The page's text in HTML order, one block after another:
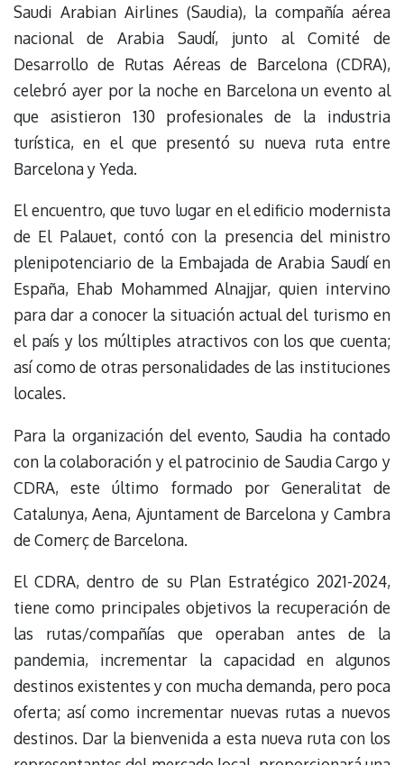
Saudi Arabian Airlines (Saudia), la compañía aérea
nacional de Arabia Saudí, junto al Comité de
Desarrollo de Rutas Aéreas de Barcelona (CDRA),
celebró ayer por la noche en Barcelona un evento al
que asistieron 130 profesionales de la industria
turística, en el que presentó su nueva ruta entre
Barcelona y Yeda.
El encuentro, que tuvo lugar en el edificio modernista
de El Palauet, contó con la presencia del ministro
plenipotenciario de la Embajada de Arabia Saudí en
España, Ehab Mohammed Alnajjar, quien intervino
para dar a conocer la situación actual del turismo en
el país y los múltiples atractivos con los que cuenta;
así como de otras personalidades de las instituciones
locales.
Para la organización del evento, Saudia ha contado
con la colaboración y el patrocinio de Saudia Cargo y
CDRA, este último formado por Generalitat de
Catalunya, Aena, Ajuntament de Barcelona y Cambra
de Comerç de Barcelona.
El CDRA, dentro de su Plan Estratégico 2021-2024,
tiene como principales objetivos la recuperación de
las rutas/compañías que operaban antes de la
pandemia, incrementar la capacidad en algunos
destinos existentes y con mucha demanda, pero poca
oferta; así como incrementar nuevas rutas a nuevos
destinos. Dar la bienvenida a esta nueva ruta con los